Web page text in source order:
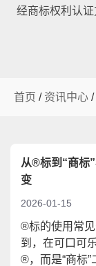
经商标权利认
首页 / 资讯中心 /
从®标到“商标
变
2026-01-15
®标的使用 常
到，在可口可
®，而是“商标